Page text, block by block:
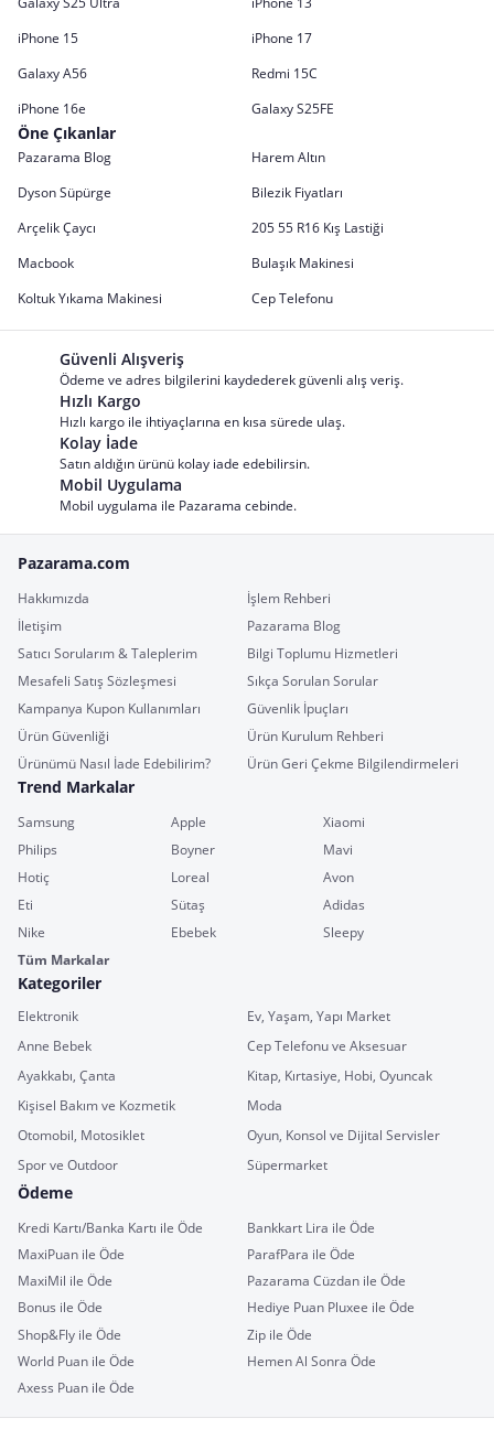
iPhone 15
iPhone 17
Galaxy A56
Redmi 15C
iPhone 16e
Galaxy S25FE
Öne Çıkanlar
Pazarama Blog
Harem Altın
Dyson Süpürge
Bilezik Fiyatları
Arçelik Çaycı
205 55 R16 Kış Lastiği
Macbook
Bulaşık Makinesi
Koltuk Yıkama Makinesi
Cep Telefonu
Güvenli Alışveriş
Ödeme ve adres bilgilerini kaydederek güvenli alış veriş.
Hızlı Kargo
Hızlı kargo ile ihtiyaçlarına en kısa sürede ulaş.
Kolay İade
Satın aldığın ürünü kolay iade edebilirsin.
Mobil Uygulama
Mobil uygulama ile Pazarama cebinde.
Pazarama.com
Hakkımızda
İşlem Rehberi
İletişim
Pazarama Blog
Satıcı Sorularım & Taleplerim
Bilgi Toplumu Hizmetleri
Mesafeli Satış Sözleşmesi
Sıkça Sorulan Sorular
Kampanya Kupon Kullanımları
Güvenlik İpuçları
Ürün Güvenliği
Ürün Kurulum Rehberi
Ürünümü Nasıl İade Edebilirim?
Ürün Geri Çekme Bilgilendirmeleri
Trend Markalar
Samsung Apple
Xiaomi
Philips
Boyner
Mavi
Hotiç
Loreal
Avon
Eti
Sütaş
Adidas
Nike
Ebebek
Sleepy
Tüm Markalar
Kategoriler
Elektronik
Ev, Yaşam, Yapı Market
Anne Bebek
Cep Telefonu ve Aksesuar
Ayakkabı, Çanta
Kitap, Kırtasiye, Hobi, Oyuncak
Kişisel Bakım ve Kozmetik
Moda
Otomobil, Motosiklet
Oyun, Konsol ve Dijital Servisler
Spor ve Outdoor
Süpermarket
Ödeme
Kredi Kartı/Banka Kartı ile Öde
Bankkart Lira ile Öde
MaxiPuan ile Öde
ParafPara ile Öde
MaxiMil ile Öde
Pazarama Cüzdan ile Öde
Bonus ile Öde
Hediye Puan Pluxee ile Öde
Shop&Fly ile Öde
Zip ile Öde
World Puan ile Öde
Hemen Al Sonra Öde
Axess Puan ile Öde